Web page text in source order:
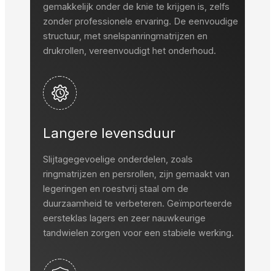
gemakkelijk onder de knie te krijgen is, zelfs
zonder professionele ervaring. De eenvoudige
structuur, met snelspanringmatrijzen en
drukrollen, vereenvoudigt het onderhoud.
Langere levensduur
Slijtagegevoelige onderdelen, zoals
ringmatrijzen en persrollen, zijn gemaakt van
legeringen en roestvrij staal om de
duurzaamheid te verbeteren. Geïmporteerde
eersteklas lagers en zeer nauwkeurige
tandwielen zorgen voor een stabiele werking.